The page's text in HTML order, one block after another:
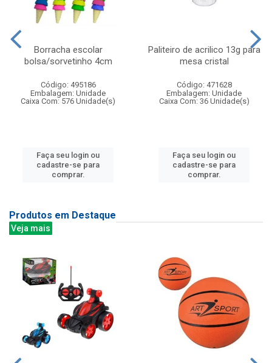
Borracha escolar
bolsa/sorvetinho 4cm
Código: 495186
Embalagem: Unidade
Caixa Com: 576 Unidade(s)
Faça seu login ou
cadastre-se para
comprar.
Paliteiro de acrilico 13g para
mesa cristal
Código: 471628
Embalagem: Unidade
Caixa Com: 36 Unidade(s)
Faça seu login ou
cadastre-se para
comprar.
Produtos em Destaque
Veja mais